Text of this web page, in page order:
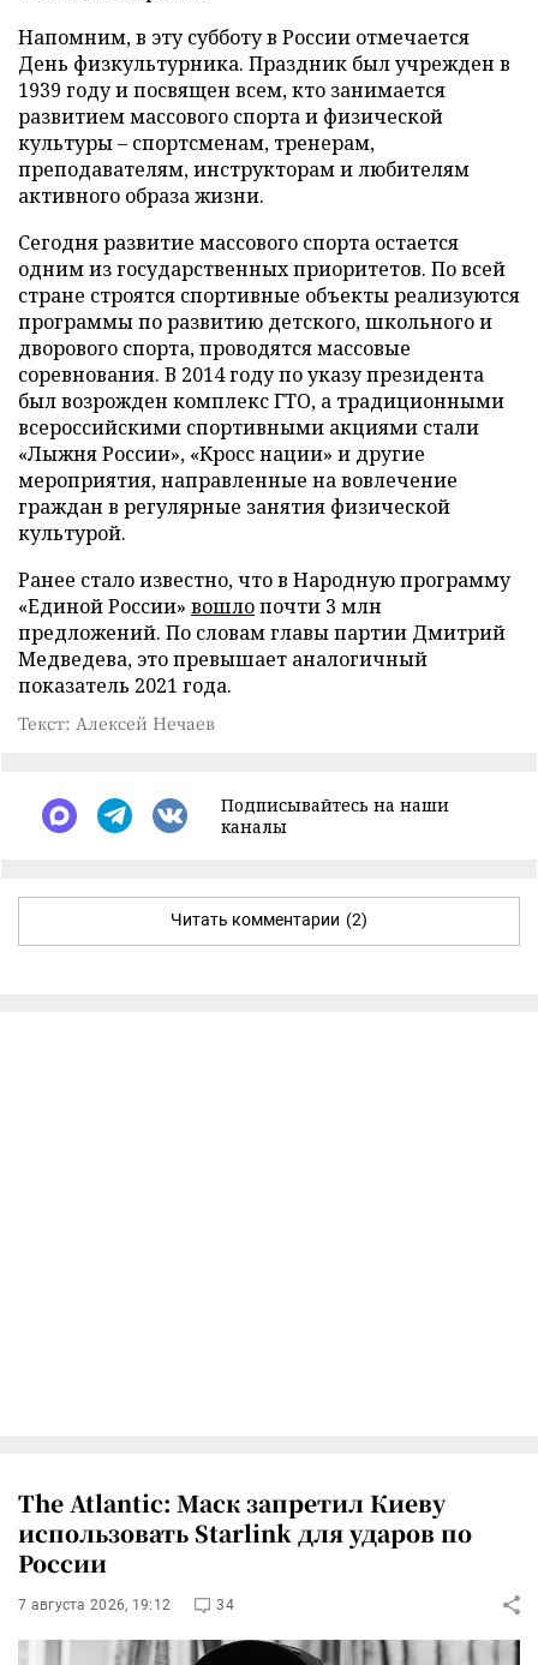
Напомним, в эту субботу в России отмечается
День физкультурника. Праздник был учрежден в
1939 году и посвящен всем, кто занимается
развитием массового спорта и физической
культуры – спортсменам, тренерам,
преподавателям, инструкторам и любителям
активного образа жизни.
Сегодня развитие массового спорта остается
одним из государственных приоритетов. По всей
стране строятся спортивные объекты реализуются
программы по развитию детского, школьного и
дворового спорта, проводятся массовые
соревнования. В 2014 году по указу президента
был возрожден комплекс ГТО, а традиционными
всероссийскими спортивными акциями стали
«Лыжня России», «Кросс нации» и другие
мероприятия, направленные на вовлечение
граждан в регулярные занятия физической
культурой.
Ранее стало известно, что в Народную программу
«Единой России» вошлопочти 3 млн
предложений. По словам главы партии Дмитрий
Медведева, это превышает аналогичный
показатель 2021 года.
Текст: Алексей Нечаев
Подписывайтесь на наши
каналы
Читать комментарии (2)
The Atlantic: Маск запретил Киеву
использовать Starlink для ударов по
России
7 августа 2026, 19:12 34